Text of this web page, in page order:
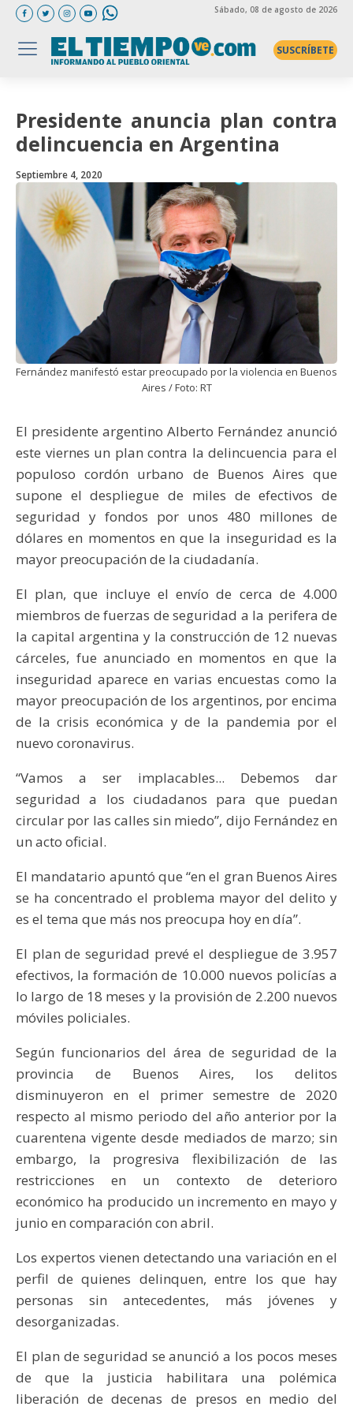
Sábado, 08 de agosto de 2026
SUSCRÍBETE
Presidente anuncia plan contra
delincuencia en Argentina
Septiembre 4, 2020
Fernández manifestó estar preocupado por la violencia en Buenos
Aires / Foto: RT
El presidente argentino Alberto Fernández anunció
este viernes un plan contra la delincuencia para el
populoso cordón urbano de Buenos Aires que
supone el despliegue de miles de efectivos de
seguridad y fondos por unos 480 millones de
dólares en momentos en que la inseguridad es la
mayor preocupación de la ciudadanía.
El plan, que incluye el envío de cerca de 4.000
miembros de fuerzas de seguridad a la perifera de
la capital argentina y la construcción de 12 nuevas
cárceles, fue anunciado en momentos en que la
inseguridad aparece en varias encuestas como la
mayor preocupación de los argentinos, por encima
de la crisis económica y de la pandemia por el
nuevo coronavirus.
“Vamos a ser implacables... Debemos dar
seguridad a los ciudadanos para que puedan
circular por las calles sin miedo”, dijo Fernández en
un acto oficial.
El mandatario apuntó que “en el gran Buenos Aires
se ha concentrado el problema mayor del delito y
es el tema que más nos preocupa hoy en día”.
El plan de seguridad prevé el despliegue de 3.957
efectivos, la formación de 10.000 nuevos policías a
lo largo de 18 meses y la provisión de 2.200 nuevos
móviles policiales.
Según funcionarios del área de seguridad de la
provincia de Buenos Aires, los delitos
disminuyeron en el primer semestre de 2020
respecto al mismo periodo del año anterior por la
cuarentena vigente desde mediados de marzo; sin
embargo, la progresiva flexibilización de las
restricciones en un contexto de deterioro
económico ha producido un incremento en mayo y
junio en comparación con abril.
Los expertos vienen detectando una variación en el
perfil de quienes delinquen, entre los que hay
personas sin antecedentes, más jóvenes y
desorganizadas.
El plan de seguridad se anunció a los pocos meses
de que la justicia habilitara una polémica
liberación de decenas de presos en medio del